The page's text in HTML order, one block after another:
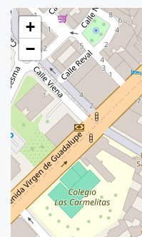
+
−